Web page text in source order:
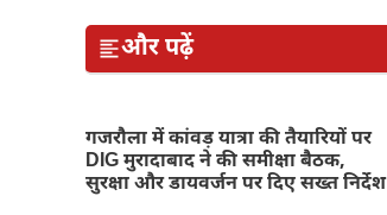
और पढ़ें
गजरौला में कांवड़ यात्रा की तैयारियों पर
DIG मुरादाबाद ने की समीक्षा बैठक,
सुरक्षा और डायवर्जन पर दिए सख्त निर्देश